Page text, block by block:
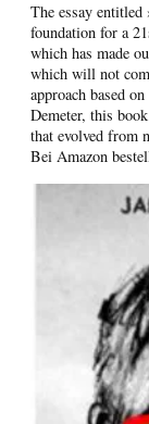
The essay entitled
foundation for a
which has made
which will not
approach based
Demeter, this
that evolved from
Bei Amazon